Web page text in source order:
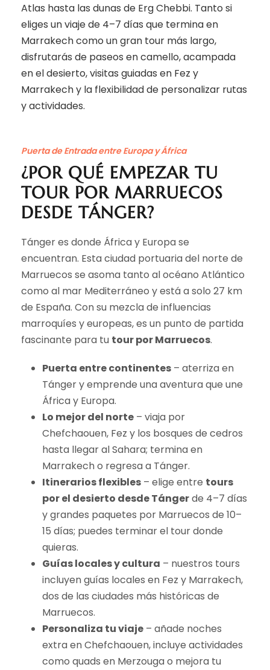
Atlas hasta las dunas de Erg Chebbi. Tanto si
eliges un viaje de 4–7 días que termina en
Marrakech como un gran tour más largo,
disfrutarás de paseos en camello, acampada
en el desierto, visitas guiadas en Fez y
Marrakech y la flexibilidad de personalizar rutas
y actividades.
Puerta de Entrada entre Europa y África
¿POR QUÉ EMPEZAR TU
TOUR POR MARRUECOS
DESDE TÁNGER?
Tánger es donde África y Europa se
encuentran. Esta ciudad portuaria del norte de
Marruecos se asoma tanto al océano Atlántico
como al mar Mediterráneo y está a solo 27 km
de España. Con su mezcla de influencias
marroquíes y europeas, es un punto de partida
fascinante para tu tour por Marruecos.
Puerta entre continentes – aterriza en
Tánger y emprende una aventura que une
África y Europa.
Lo mejor del norte – viaja por
Chefchaouen, Fez y los bosques de cedros
hasta llegar al Sahara; termina en
Marrakech o regresa a Tánger.
Itinerarios flexibles – elige entre tours
por el desierto desde Tángerde 4–7 días
y grandes paquetes por Marruecos de 10–
15 días; puedes terminar el tour donde
quieras.
Guías locales y cultura – nuestros tours
incluyen guías locales en Fez y Marrakech,
dos de las ciudades más históricas de
Marruecos.
Personaliza tu viaje – añade noches
extra en Chefchaouen, incluye actividades
como quads en Merzouga o mejora tu